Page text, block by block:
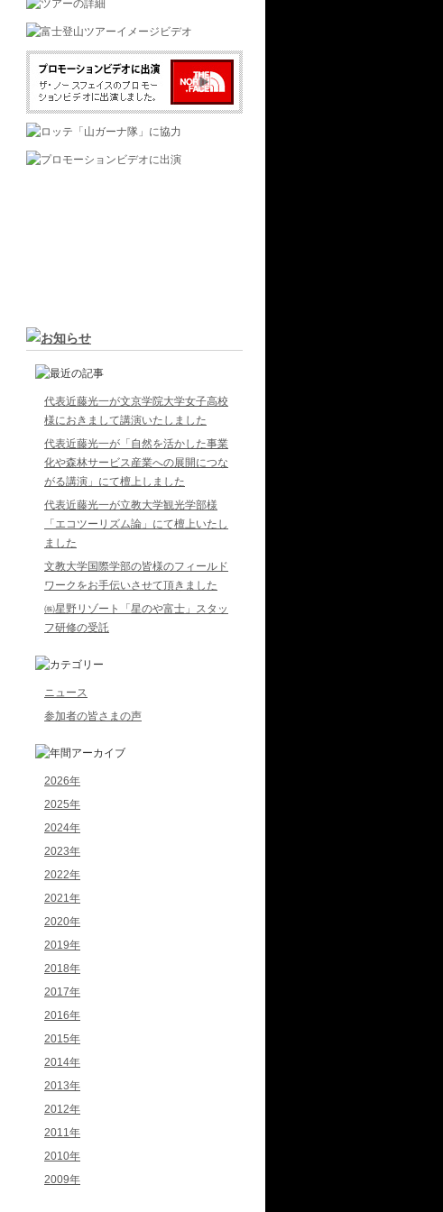
代表近藤光一が文京学院大学女子高校
様におきまして講演いたしました
代表近藤光一が「自然を活かした事業
化や森林サービス産業への展開につな
がる講演」にて檀上しました
代表近藤光一が立教大学観光学部様
「エコツーリズム論」にて檀上いたし
ました
文教大学国際学部の皆様のフィールド
ワークをお手伝いさせて頂きました
㈱星野リゾート「星のや富士」スタッ
フ研修の受託
ニュース
参加者の皆さまの声
2026年
2025年
2024年
2023年
2022年
2021年
2020年
2019年
2018年
2017年
2016年
2015年
2014年
2013年
2012年
2011年
2010年
2009年